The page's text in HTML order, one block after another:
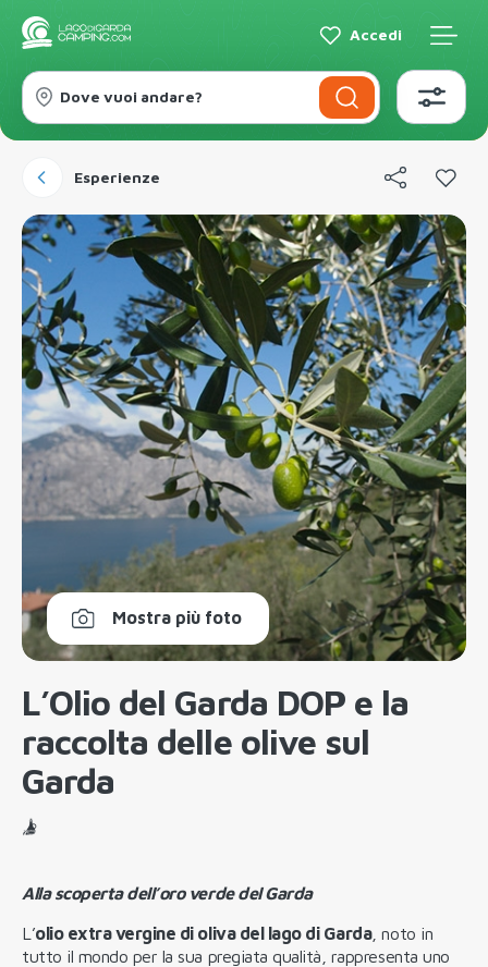
Accedi
Dove vuoi andare?
Esperienze
Mostra più foto
L’Olio del Garda DOP e la
raccolta delle olive sul
Garda
Alla scoperta dell’oro verde del Garda
L’olio extra vergine di oliva del lago di Garda, noto in
tutto il mondo per la sua pregiata qualità, rappresenta uno